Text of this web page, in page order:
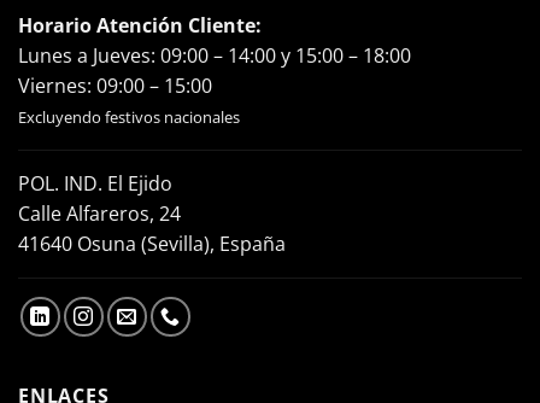
Horario Atención Cliente:
Lunes a Jueves: 09:00 – 14:00 y 15:00 – 18:00
Viernes: 09:00 – 15:00
Excluyendo festivos nacionales
POL. IND. El Ejido
Calle Alfareros, 24
41640 Osuna (Sevilla), España
ENLACES